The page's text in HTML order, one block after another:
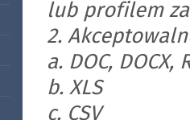
lub profilem
2.
a. DOC, DOCX,
b. XLS
c. CSV